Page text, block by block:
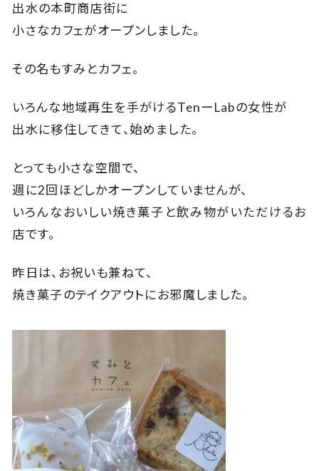
出水の本町商店街に
小さなカフェがオープンしました。
その名もすみとカフェ。
いろんな地域再生を手がけるTenーLabの女性が
出水に移住してきて、始めました。
とっても小さな空間で、
週に2回ほどしかオープンしていませんが、
いろんなおいしい焼き菓子と飲み物がいただけるお
店です。
昨日は、お祝いも兼ねて、
焼き菓子のテイクアウトにお邪魔しました。